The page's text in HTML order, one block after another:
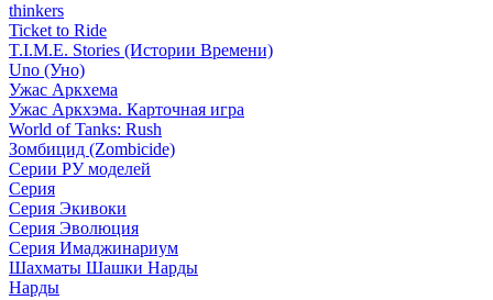
thinkers
Ticket to Ride
T.I.M.E. Stories (Истории Времени)
Uno (Уно)
Ужас Аркхема
Ужас Аркхэма. Карточная игра
World of Tanks: Rush
Зомбицид (Zombicide)
Серии РУ моделей
Серия
Серия Экивоки
Серия Эволюция
Серия Имаджинариум
Шахматы Шашки Нарды
Нарды